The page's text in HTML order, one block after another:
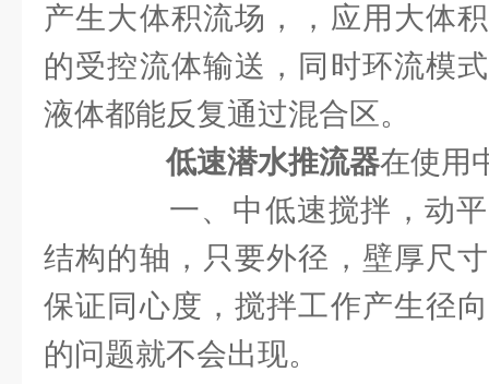
产生大体积流场，，应用大体
的受控流体输送，同时环流模
液体都能反复通过混合区。
低速潜水推流器在使用
一、中低速搅拌，动平
结构的轴，只要外径，壁厚尺
保证同心度，搅拌工作产生径
的问题就不会出现。